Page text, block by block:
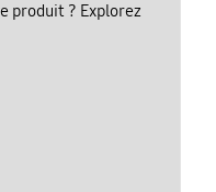
produit ? Explorez